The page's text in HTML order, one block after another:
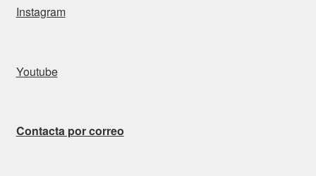
Instagram
Youtube
Contacta por correo